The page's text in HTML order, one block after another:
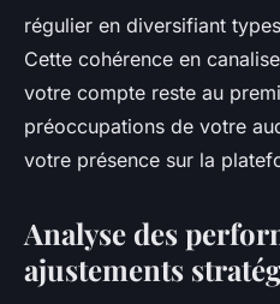
régulier en diversifiant
Cette cohérence en
votre compte reste au
préoccupations de votre
votre présence sur la
Analyse des
ajustements